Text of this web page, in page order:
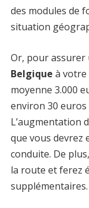
des modules de
situation
Or, pour
Belgique à
moyenne 3.000
environ 30
L’augmentation
que vous devrez
conduite. De
la route et ferez
supplémentaires.